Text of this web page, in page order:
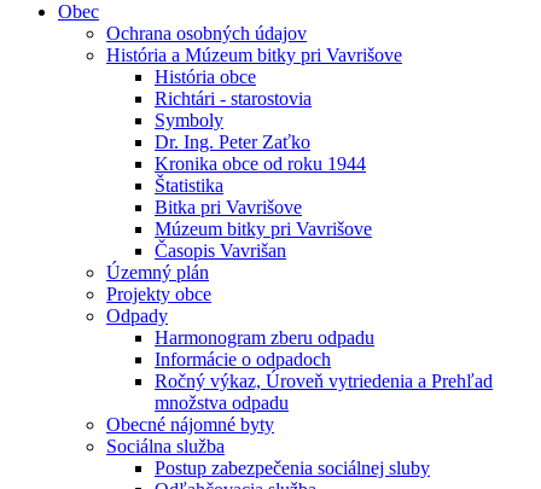
Obec
Ochrana osobných údajov
História a Múzeum bitky pri Vavrišove
História obce
Richtári - starostovia
Symboly
Dr. Ing. Peter Zaťko
Kronika obce od roku 1944
Štatistika
Bitka pri Vavrišove
Múzeum bitky pri Vavrišove
Časopis Vavrišan
Územný plán
Projekty obce
Odpady
Harmonogram zberu odpadu
Informácie o odpadoch
Ročný výkaz, Úroveň vytriedenia a Prehľad
množstva odpadu
Obecné nájomné byty
Sociálna služba
Postup zabezpečenia sociálnej sluby